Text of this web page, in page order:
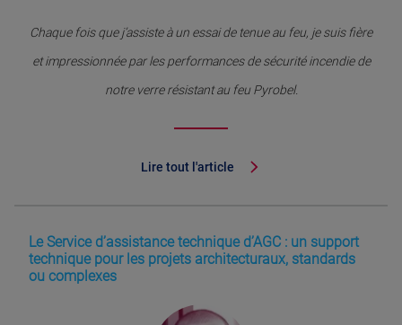
Chaque fois que j’assiste à un essai de tenue au feu, je suis fière
et impressionnée par les performances de sécurité incendie de
notre verre résistant au feu Pyrobel.
Lire tout l'article
Le Service d’assistance technique d’AGC : un support
technique pour les projets architecturaux, standards
ou complexes